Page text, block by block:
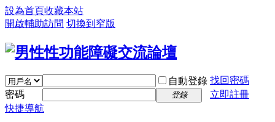
設為首頁收藏本站
開啟輔助訪問 切換到窄版
自動登錄 找回密碼
密碼
登錄
立即註冊
快捷導航